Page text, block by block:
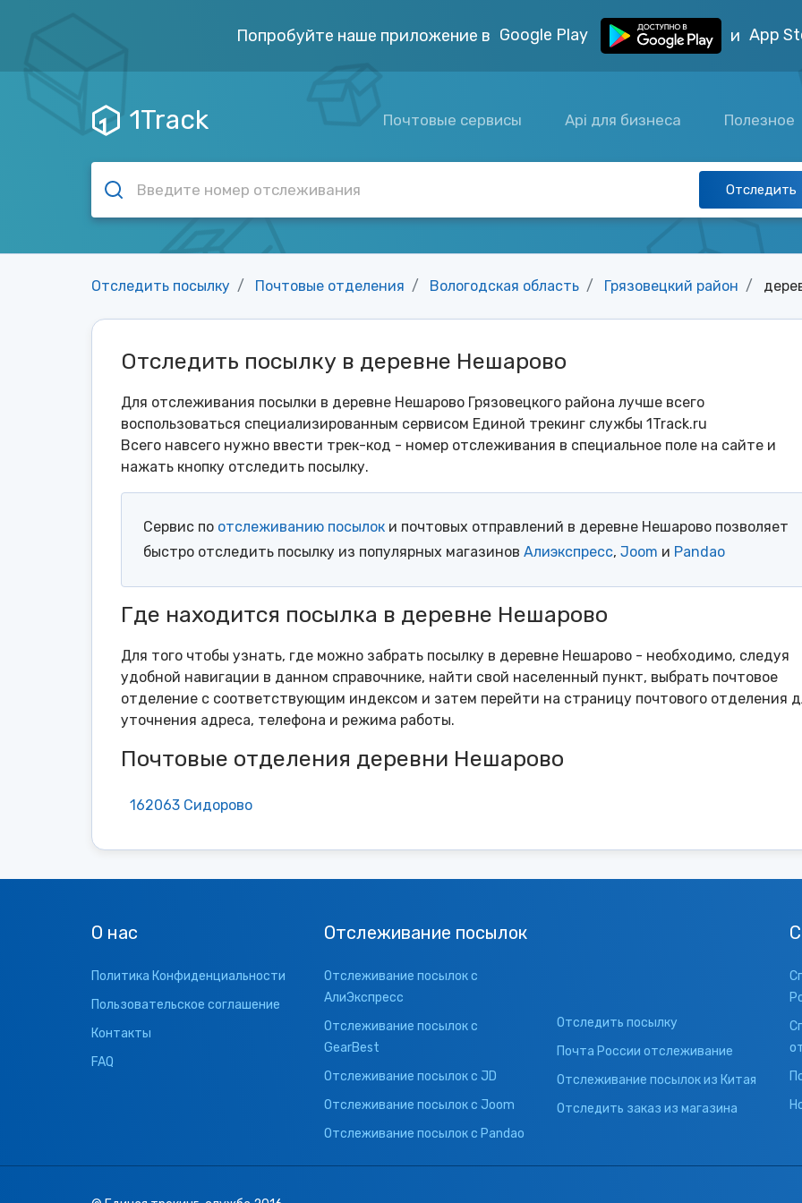
Попробуйте наше приложение в Google Play и App
1Track Почтовые сервисы Api для бизнеса Полезное
Отследить
Отследить посылку Почтовые отделения Вологодская область Грязовецкий район
Отследить посылку в деревне Нешарово
Для отслеживания посылки в деревне Нешарово Грязовецкого района лучше всего
воспользоваться специализированным сервисом Единой трекинг службы 1Track.ru
Всего навсего нужно ввести трек-код - номер отслеживания в специальное поле на сайте и
нажать кнопку отследить посылку.
Сервис по отслеживанию посылок и почтовых отправлений в деревне Нешарово позволяет
быстро отследить посылку из популярных магазинов Алиэкспресс, Joom и Pandao
Где находится посылка в деревне Нешарово
Для того чтобы узнать, где можно забрать посылку в деревне Нешарово - необходимо, следуя
удобной навигации в данном справочнике, найти свой населенный пункт, выбрать почтовое
отделение с соответствующим индексом и затем перейти на страницу почтового отделения
уточнения адреса, телефона и режима работы.
Почтовые отделения деревни Нешарово
162063 Сидорово
О нас
Политика Конфиденциальности
Пользовательское соглашение
Контакты
FAQ
Отслеживание посылок
Отслеживание посылок с
АлиЭкспресс
Отслеживание посылок с
GearBest
Отслеживание посылок с JD
Отслеживание посылок с Joom
Отслеживание посылок с Pandao
Отследить посылку
Почта России отслеживание
Отслеживание посылок из Китая
Отследить заказ из магазина